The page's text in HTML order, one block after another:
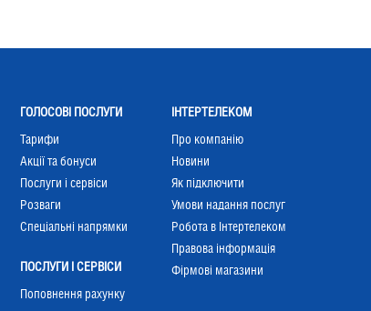
ГОЛОСОВІ ПОСЛУГИ
Тарифи
Акції та бонуси
Послуги і сервіси
Розваги
Cпеціальні напрямки
ПОСЛУГИ І СЕРВІСИ
Поповнення рахунку
ІНТЕРТЕЛЕКОМ
Про компанію
Новини
Як підключити
Умови надання послуг
Робота в Інтертелеком
Правова інформація
Фірмові магазини